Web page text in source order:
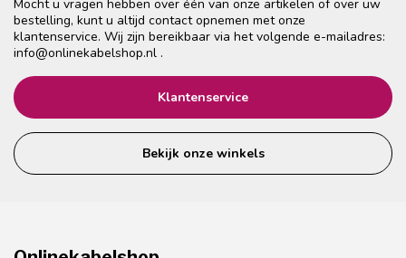
Mocht u vragen hebben over één van onze artikelen of over uw
bestelling, kunt u altijd contact opnemen met onze
klantenservice. Wij zijn bereikbaar via het volgende e-mailadres:
info@onlinekabelshop.nl .
Klantenservice
Bekijk onze winkels